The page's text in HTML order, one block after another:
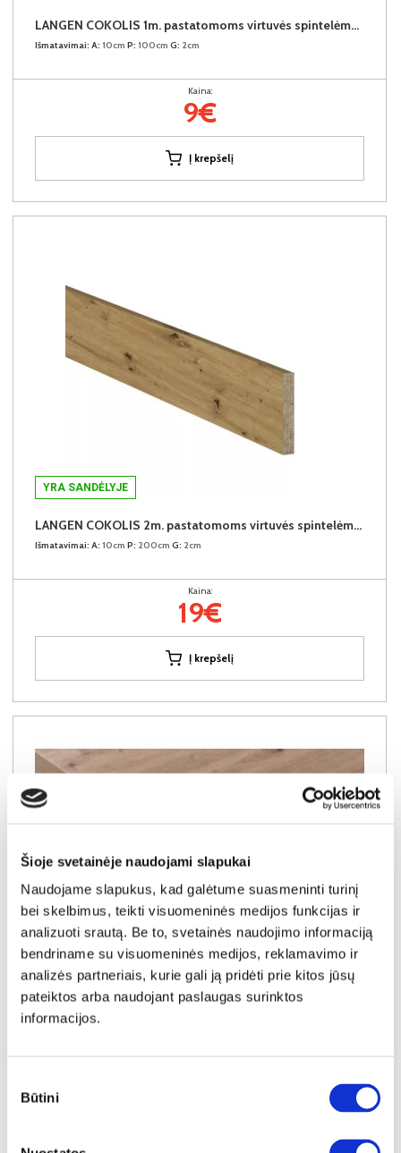
Šioje svetainėje naudojami slapukai
Naudojame slapukus, kad galėtume suasmeninti turinį
bei skelbimus, teikti visuomeninės medijos funkcijas ir
analizuoti srautą. Be to, svetainės naudojimo informaciją
bendriname su visuomeninės medijos, reklamavimo ir
analizės partneriais, kurie gali ją pridėti prie kitos jūsų
pateiktos arba naudojant paslaugas surinktos
informacijos.
pasirinkimas
Būtini
LANGEN COKOLIS 1m. pastatomoms virtuvės spintelėms (1 metras)
Išmatavimai: A: 10cm P: 100cm G: 2cm
Kaina:
9€
Į krepšelį
YRA SANDĖLYJE
LANGEN COKOLIS 2m. pastatomoms virtuvės spintelėms (2 metrai)
Išmatavimai: A: 10cm P: 200cm G: 2cm
Kaina:
19€
Į krepšelį
YRA SANDĖLYJE